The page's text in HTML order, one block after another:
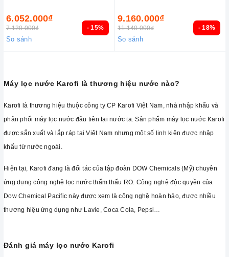
- 15%
6.052.000₫
7.120.000₫
So sánh
- 18%
9.160.000₫
11.140.000₫
So sánh
Máy lọc nước Karofi là thương hiệu nước nào?
Karofi là thương hiệu thuộc công ty CP Karofi Việt Nam, nhà nhập khẩu và
phân phối máy lọc nước đầu tiên tại nước ta. Sản phẩm máy lọc nước Karofi
được sắn xuất và lắp ráp tại Việt Nam nhưng một số linh kiện được nhập
khẩu từ nước ngoài.
Hiện tại, Karofi đang là đối tác của tập đoàn DOW Chemicals (Mỹ) chuyên
ứng dụng công nghệ lọc nước thẩm thấu RO. Công nghệ độc quyền của
Dow Chemical Pacific này được xem là công nghệ hoàn hảo, được nhiều
thương hiệu ứng dụng như Lavie, Coca Cola, Pepsi…
Đánh giá máy lọc nước Karofi